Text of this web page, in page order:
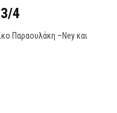
4
Παραουλάκη –Νey και